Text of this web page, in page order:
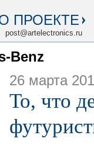
ПРОЕКТЕ
post@artelectronics.ru
Benz
26 марта
То, что